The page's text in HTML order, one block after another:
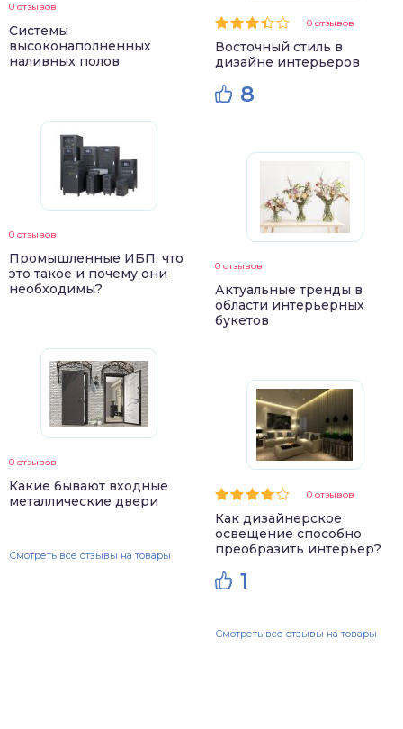
0 отзывов
Системы
высоконаполненных
наливных полов
0 отзывов
Промышленные ИБП: что
это такое и почему они
необходимы?
0 отзывов
Какие бывают входные
металлические двери
Смотреть все отзывы на товары
0 отзывов
Восточный стиль в
дизайне интерьеров
8
0 отзывов
Актуальные тренды в
области интерьерных
букетов
0 отзывов
Как дизайнерское
освещение способно
преобразить интерьер?
1
Смотреть все отзывы на товары